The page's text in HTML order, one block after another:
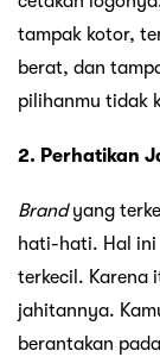
tampak kotor,
berat, dan
pilihanmu tidak
2. Perhatikan
Brandyang
hati-hati. Hal ini
terkecil. Karena
jahitannya.
berantakan